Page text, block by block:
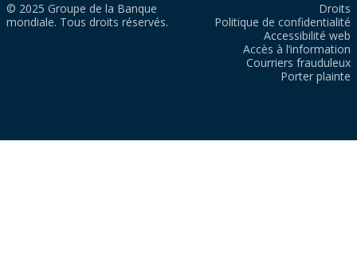
© 2025 Groupe de la Banque
mondiale. Tous droits réservés.
Droits
Politique de confidentialité
Accessibilité web
Accès à l’information
Courriers frauduleux
Porter plainte